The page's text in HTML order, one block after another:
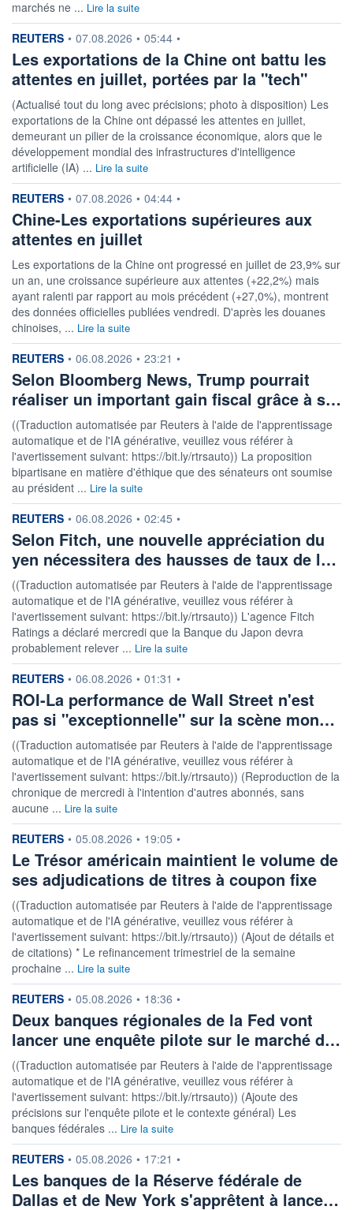
853,0706
COTATION SPÉCIFIQUE
0,0012 0,00%
+ PORTEFEUILLE + LISTE
marchés ne ... Lire la suite
information fournie par
REUTERS • 07.08.2026 • 05:44 •
Les exportations de la Chine ont battu les
attentes en juillet, portées par la "tech"
(Actualisé tout du long avec précisions; photo à disposition) Les
exportations de la Chine ont dépassé les attentes en juillet,
demeurant un pilier de la croissance économique, alors que le
développement mondial des infrastructures d'intelligence
artificielle (IA) ... Lire la suite
information fournie par
REUTERS • 07.08.2026 • 04:44 •
Chine-Les exportations supérieures aux
attentes en juillet
Les exportations de la Chine ont progressé en juillet de 23,9% sur
un an, une croissance supérieure aux attentes (+22,2%) mais
ayant ralenti par rapport au mois précédent (+27,0%), montrent
des données officielles publiées vendredi. D'après les douanes
chinoises, ... Lire la suite
information fournie par
REUTERS • 06.08.2026 • 23:21 •
Selon Bloomberg News, Trump pourrait
réaliser un important gain fiscal grâce à s…
((Traduction automatisée par Reuters à l'aide de l'apprentissage
automatique et de l'IA générative, veuillez vous référer à
l'avertissement suivant: https://bit.ly/rtrsauto)) La proposition
bipartisane en matière d'éthique que des sénateurs ont soumise
au président ... Lire la suite
information fournie par
REUTERS • 06.08.2026 • 02:45 •
Selon Fitch, une nouvelle appréciation du
yen nécessitera des hausses de taux de l…
((Traduction automatisée par Reuters à l'aide de l'apprentissage
automatique et de l'IA générative, veuillez vous référer à
l'avertissement suivant: https://bit.ly/rtrsauto)) L'agence Fitch
Ratings a déclaré mercredi que la Banque du Japon devra
probablement relever ... Lire la suite
information fournie par
REUTERS • 06.08.2026 • 01:31 •
ROI-La performance de Wall Street n'est
pas si "exceptionnelle" sur la scène mon…
((Traduction automatisée par Reuters à l'aide de l'apprentissage
automatique et de l'IA générative, veuillez vous référer à
l'avertissement suivant: https://bit.ly/rtrsauto)) (Reproduction de la
chronique de mercredi à l'intention d'autres abonnés, sans
aucune ... Lire la suite
information fournie par
REUTERS • 05.08.2026 • 19:05 •
Le Trésor américain maintient le volume de
ses adjudications de titres à coupon fixe
((Traduction automatisée par Reuters à l'aide de l'apprentissage
automatique et de l'IA générative, veuillez vous référer à
l'avertissement suivant: https://bit.ly/rtrsauto)) (Ajout de détails et
de citations) * Le refinancement trimestriel de la semaine
prochaine ... Lire la suite
information fournie par
REUTERS • 05.08.2026 • 18:36 •
Deux banques régionales de la Fed vont
lancer une enquête pilote sur le marché d…
((Traduction automatisée par Reuters à l'aide de l'apprentissage
automatique et de l'IA générative, veuillez vous référer à
l'avertissement suivant: https://bit.ly/rtrsauto)) (Ajoute des
précisions sur l'enquête pilote et le contexte général) Les
banques fédérales ... Lire la suite
information fournie par
REUTERS • 05.08.2026 • 17:21 •
Les banques de la Réserve fédérale de
Dallas et de New York s'apprêtent à lance…